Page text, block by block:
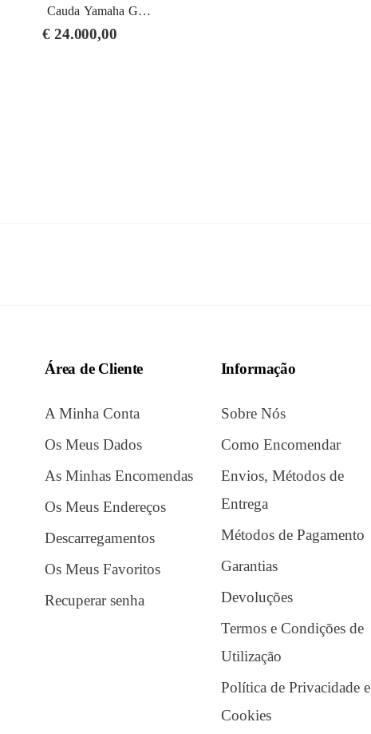
Cauda Yamaha GC1
SH3 PE (Silent)
€ 24.000,00
Área de Cliente
A Minha Conta
Os Meus Dados
As Minhas Encomendas
Os Meus Endereços
Descarregamentos
Os Meus Favoritos
Recuperar senha
Informação
Sobre Nós
Como Encomendar
Envios, Métodos de
Entrega
Métodos de Pagamento
Garantias
Devoluções
Termos e Condições de
Utilização
Política de Privacidade e
Cookies